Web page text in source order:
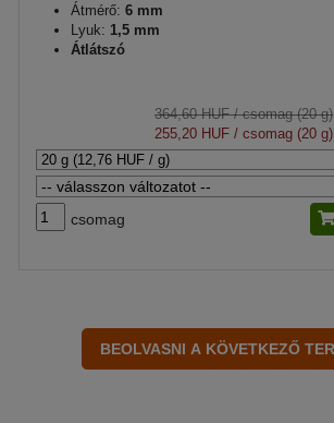
Átmérő: 6 mm
Lyuk: 1,5 mm
Átlátszó
364,60 HUF/ csomag (20 g)
255,20 HUF / csomag (20 g)
csomag